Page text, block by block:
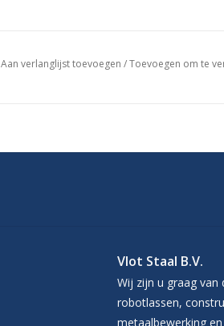
Aan verlanglijst toevoegen /Toevoegen om te
Vlot Staal B.V.
Wij zijn u graag van
robotlassen,
metaalbewerking